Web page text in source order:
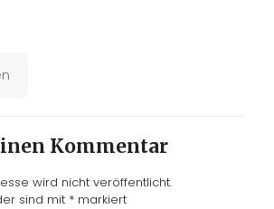
Kommentar
wird nicht veröffentlicht.
sind mit * markiert